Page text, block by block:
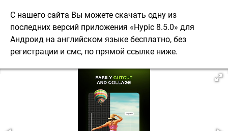
С нашего сайта Вы можете скачать одну из
последних версий приложения «Hypic 8.5.0» для
Андроид на английском языке бесплатно, без
регистрации и смс, по прямой ссылке ниже.